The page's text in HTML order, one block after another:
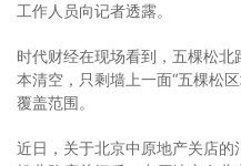
工作人员向记者透露。
时代财经在现场看到，五棵松
本清空，只剩墙上一面“五棵松
覆盖范围。
近日，关于北京中原地产关店